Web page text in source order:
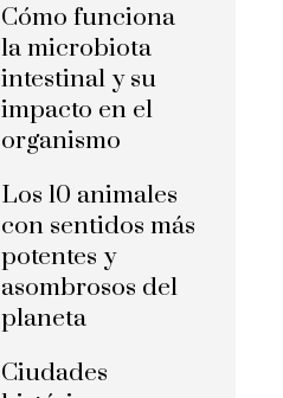
Cómo funciona
la microbiota
intestinal y su
impacto en el
organismo
Los 10 animales
con sentidos más
potentes y
asombrosos del
planeta
Ciudades